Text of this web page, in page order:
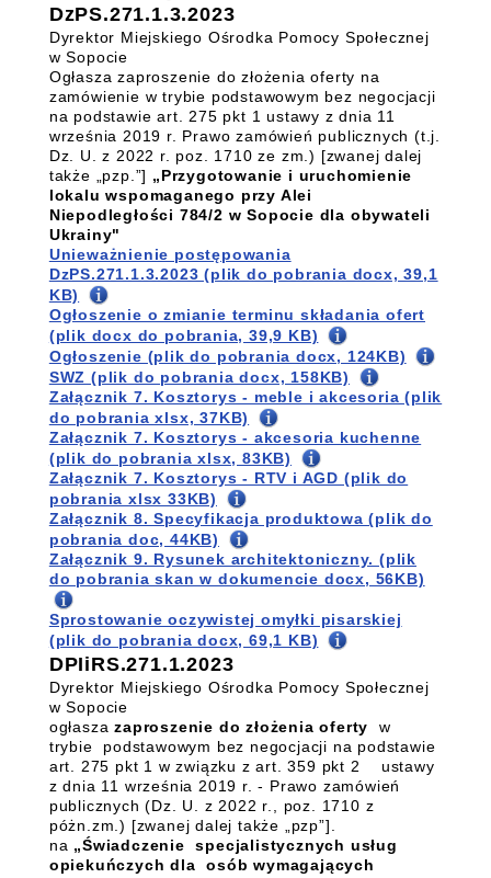
DzPS.271.1.3.2023
Dyrektor Miejskiego Ośrodka Pomocy Społecznej
w Sopocie
Ogłasza zaproszenie do złożenia oferty na
zamówienie w trybie podstawowym bez negocjacji
na podstawie art. 275 pkt 1 ustawy z dnia 11
września 2019 r. Prawo zamówień publicznych (t.j.
Dz. U. z 2022 r. poz. 1710 ze zm.) [zwanej dalej
także „pzp.”] „Przygotowanie i uruchomienie
lokalu wspomaganego przy Alei
Niepodległości 784/2 w Sopocie dla obywateli
Ukrainy"
Unieważnienie postępowania
DzPS.271.1.3.2023 (plik do pobrania docx, 39,1
KB)
Ogłoszenie o zmianie terminu składania ofert
(plik docx do pobrania, 39,9 KB)
Ogłoszenie (plik do pobrania docx, 124KB)
SWZ (plik do pobrania docx, 158KB)
Załącznik 7. Kosztorys - meble i akcesoria (plik
do pobrania xlsx, 37KB)
Załącznik 7. Kosztorys - akcesoria kuchenne
(plik do pobrania xlsx, 83KB)
Załącznik 7. Kosztorys - RTV i AGD (plik do
pobrania xlsx 33KB)
Załącznik 8. Specyfikacja produktowa (plik do
pobrania doc, 44KB)
Załącznik 9. Rysunek architektoniczny. (plik
do pobrania skan w dokumencie docx, 56KB)
Sprostowanie oczywistej omyłki pisarskiej
(plik do pobrania docx, 69,1 KB)
DPIiRS.271.1.2023
Dyrektor Miejskiego Ośrodka Pomocy Społecznej
w Sopocie
ogłaszazaproszenie do złożenia oferty
w
trybie podstawowym bez negocjacji na podstawie
art. 275 pkt 1 w związku z art. 359 pkt 2 ustawy
z dnia 11 września 2019 r. - Prawo zamówień
publicznych (Dz. U. z 2022 r., poz. 1710 z
póżn.zm.) [zwanej dalej także „pzp”].
na „Świadczenie specjalistycznych usług
opiekuńczych dla osób wymagających